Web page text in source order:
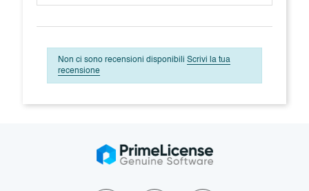
Non ci sono recensioni disponibili Scrivi la tua
recensione